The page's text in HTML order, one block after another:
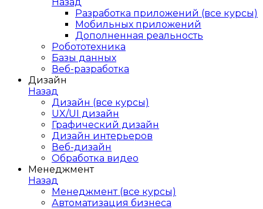
Разработка приложений (все курсы)
Мобильных приложений
Дополненная реальность
Робототехника
Базы данных
Веб-разработка
Дизайн
Назад
Дизайн (все курсы)
UX/UI дизайн
Графический дизайн
Дизайн интерьеров
Веб-дизайн
Обработка видео
Менеджмент
Назад
Менеджмент (все курсы)
Автоматизация бизнеса